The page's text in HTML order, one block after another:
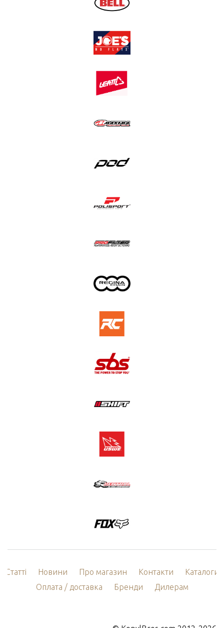
Статті Новини Про магазин Контакти
Каталоги
Оплата / доставка
Бренди Дилерам